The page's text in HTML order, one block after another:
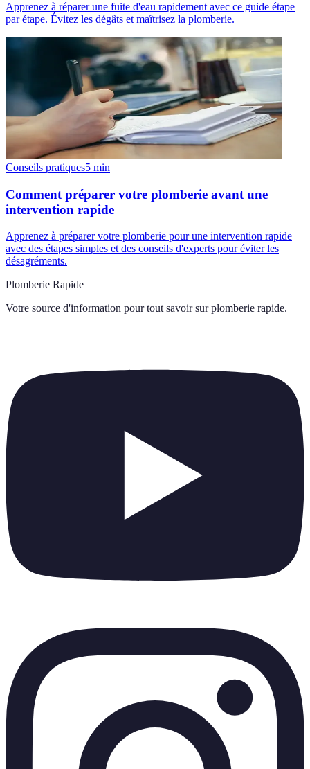
Apprenez à réparer une fuite d'eau rapidement avec ce guide étape
par étape. Évitez les dégâts et maîtrisez la plomberie.
Conseils pratiques5 min
Comment préparer votre plomberie avant une
intervention rapide
Apprenez à préparer votre plomberie pour une intervention rapide
avec des étapes simples et des conseils d'experts pour éviter les
désagréments.
Plomberie Rapide
Votre source d'information pour tout savoir sur plomberie rapide.